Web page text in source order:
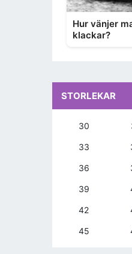
Hur vänjer
klackar?
STORLEKAR
30
33
36
39
42
45